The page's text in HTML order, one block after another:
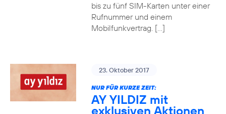
bis zu fünf SIM-Karten unter einer
Rufnummer und einem
Mobilfunkvertrag. […]
23. Oktober 2017
NUR FÜR KURZE ZEIT:
AY YILDIZ mit
exklusiven Aktionen